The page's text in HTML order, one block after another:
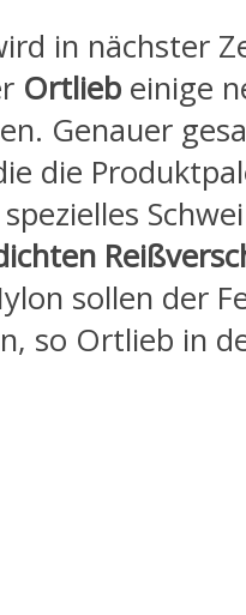
in nächster
Ortlieb einige
Genauer
die
sollen der
so Ortlieb in